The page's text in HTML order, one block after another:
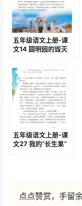
五年级语文上册-课
文14 圆明园的毁灭
五年级语文上册-课
文27 我的“长生果”
点点赞赏，手留